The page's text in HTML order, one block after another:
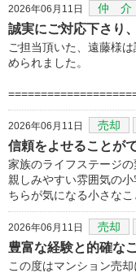
2026年06月11日 仲 介
誠実にご対応下さり
ご担当頂いた、遠藤様
められました。
2026年06月11日 売却
信頼をよせることが
家族のライフステージ
親しみやすい雰囲気の
ちらが気になる小さな
2026年06月11日 売却
豊富な経験と的確な
この度はマンション売